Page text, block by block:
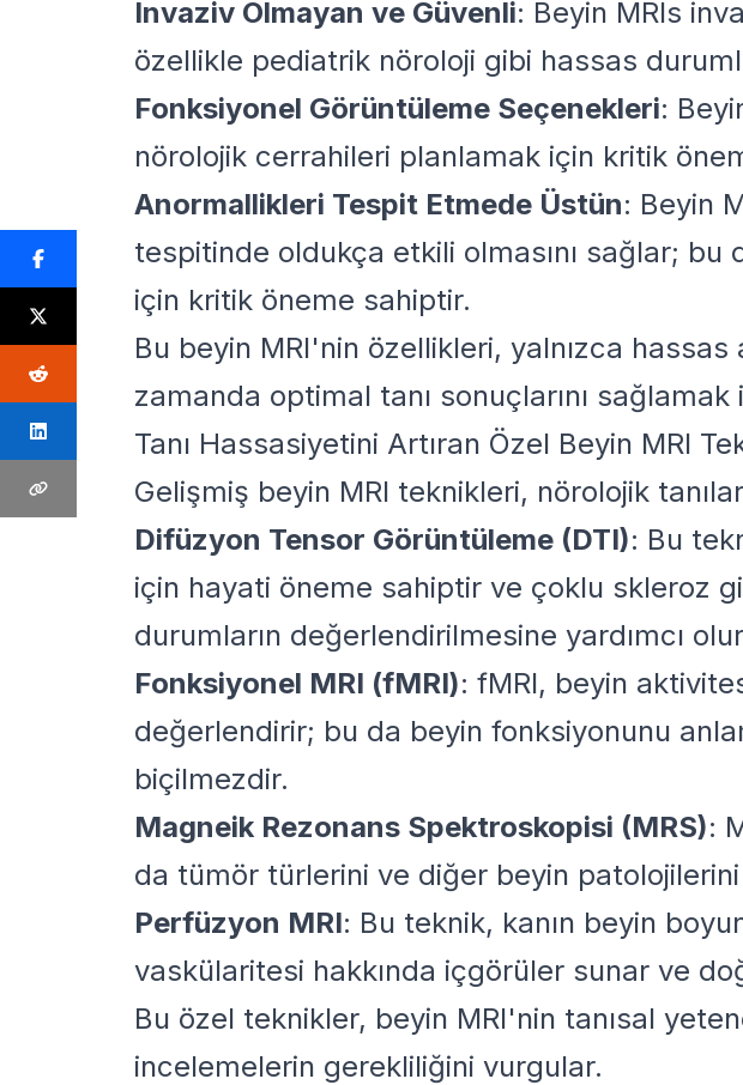
Invaziv Olmayan ve Güvenli: Beyin MRIs
özellikle pediatrik nöroloji gibi hassas
Fonksiyonel Görüntüleme Seçenekleri:
nörolojik cerrahileri planlamak için kritik
Anormallikleri Tespit Etmede Üstün: Beyin
tespitinde oldukça etkili olmasını sağlar;
için kritik öneme sahiptir.
Bu beyin MRI'nin özellikleri, yalnızca
zamanda optimal tanı sonuçlarını
Tanı Hassasiyetini Artıran Özel Beyin MRI
Gelişmiş beyin MRI teknikleri, nörolojik
Difüzyon Tensor Görüntüleme (DTI): Bu
için hayati öneme sahiptir ve çoklu skleroz
durumların değerlendirilmesine yardımcı
Fonksiyonel MRI (fMRI): fMRI, beyin
değerlendirir; bu da beyin fonksiyonunu
biçilmezdir.
Magneik Rezonans Spektroskopisi (MRS):
da tümör türlerini ve diğer beyin
Perfüzyon MRI: Bu teknik, kanın beyin
vaskülaritesi hakkında içgörüler sunar ve
Bu özel teknikler, beyin MRI'nin tanısal
incelemelerin gerekliliğini vurgular.